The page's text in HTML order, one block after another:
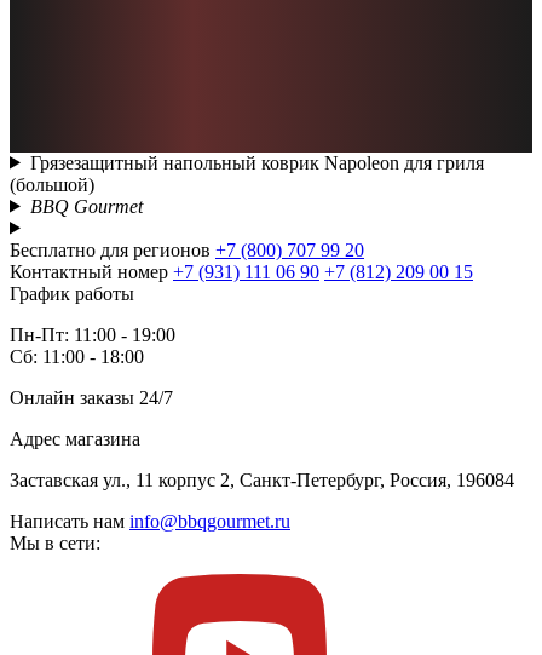
Грязезащитный напольный коврик Napoleon для гриля
(большой)
BBQ Gourmet
Бесплатно для регионов +7 (800) 707 99 20
Контактный номер +7 (931) 111 06 90 +7 (812) 209 00 15
График работы
Пн-Пт: 11:00 - 19:00
Сб: 11:00 - 18:00
Онлайн заказы 24/7
Адрес магазина
Заставская ул., 11 корпус 2, Санкт-Петербург, Россия, 196084
Написать нам info@bbqgourmet.ru
Мы в сети: